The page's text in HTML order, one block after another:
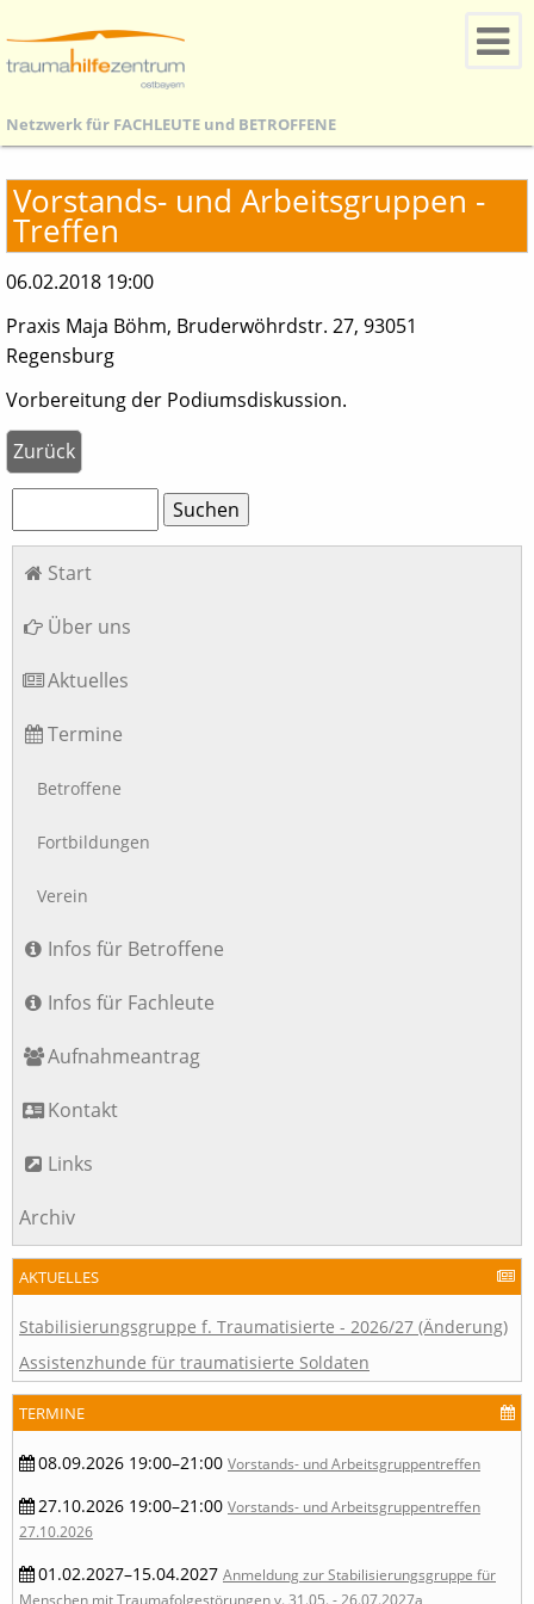
Netzwerk für FACHLEUTE und BETROFFENE
Vorstands- und Arbeitsgruppen -
Treffen
06.02.2018 19:00
Praxis Maja Böhm, Bruderwöhrdstr. 27, 93051
Regensburg
Vorbereitung der Podiumsdiskussion.
Zurück
Suchen
Navigation
Start
Über uns
Aktuelles
Termine
Betroffene
Fortbildungen
Verein
Infos für Betroffene
Infos für Fachleute
Aufnahmeantrag
Kontakt
Links
Archiv
AKTUELLES
Stabilisierungsgruppe f. Traumatisierte - 2026/27 (Änderung)
Assistenzhunde für traumatisierte Soldaten
TERMINE
08.09.2026 19:00–21:00 Vorstands- und Arbeitsgruppentreffen
27.10.2026 19:00–21:00 Vorstands- und Arbeitsgruppentreffen
27.10.2026
01.02.2027–15.04.2027 Anmeldung zur Stabilisierungsgruppe für
Menschen mit Traumafolgestörungen v. 31.05. - 26.07.2027a